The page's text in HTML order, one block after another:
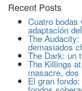
Recent Posts
Cuatro bodas
adaptación
The
demasiados
The Dark: un
The Killings
masacre,
El gran